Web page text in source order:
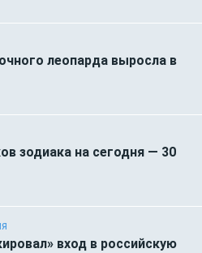
леопарда выросла в
зодиака на сегодня — 30
вход в российскую